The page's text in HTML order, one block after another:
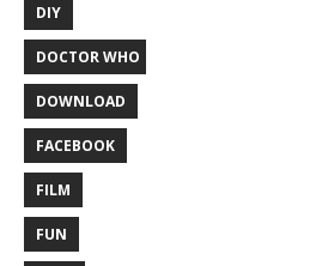
DIY
DOCTOR WHO
DOWNLOAD
FACEBOOK
FILM
FUN